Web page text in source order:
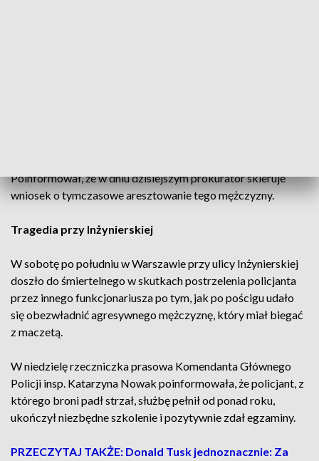
Poinformował, że w dniu dzisiejszym prokurator skieruje
wniosek o tymczasowe aresztowanie tego mężczyzny.
Tragedia przy Inżynierskiej
W sobotę po południu w Warszawie przy ulicy Inżynierskiej
doszło do śmiertelnego w skutkach postrzelenia policjanta
przez innego funkcjonariusza po tym, jak po pościgu udało
się obezwładnić agresywnego mężczyznę, który miał biegać
z maczetą.
W niedzielę rzeczniczka prasowa Komendanta Głównego
Policji insp. Katarzyna Nowak poinformowała, że policjant, z
którego broni padł strzał, służbę pełnił od ponad roku,
ukończył niezbędne szkolenie i pozytywnie zdał egzaminy.
PRZECZYTAJ TAKŻE: Donald Tusk jednoznacznie: Za